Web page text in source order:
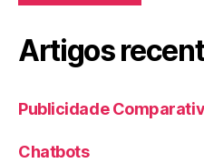
Artigos
Publicidade
Chatbots